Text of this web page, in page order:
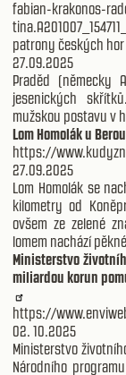
fabian-krakonos-
patrony českých hor
27.09.2025
Praděd (německy
jesenických
mužskou postavu v
Lom Homolák u
https://
27.09.2025
Lom Homolák se
kilometry od
ovšem ze zelené
lomem nachází
Ministerstvo
miliardou korun
https://
02. 10.2025
Ministerstvo
Národního